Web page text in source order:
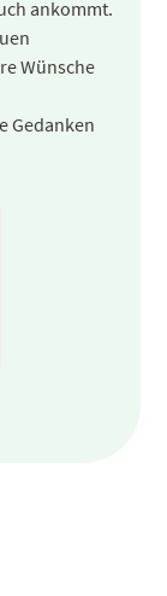
ankommt.
Wünsche
Gedanken